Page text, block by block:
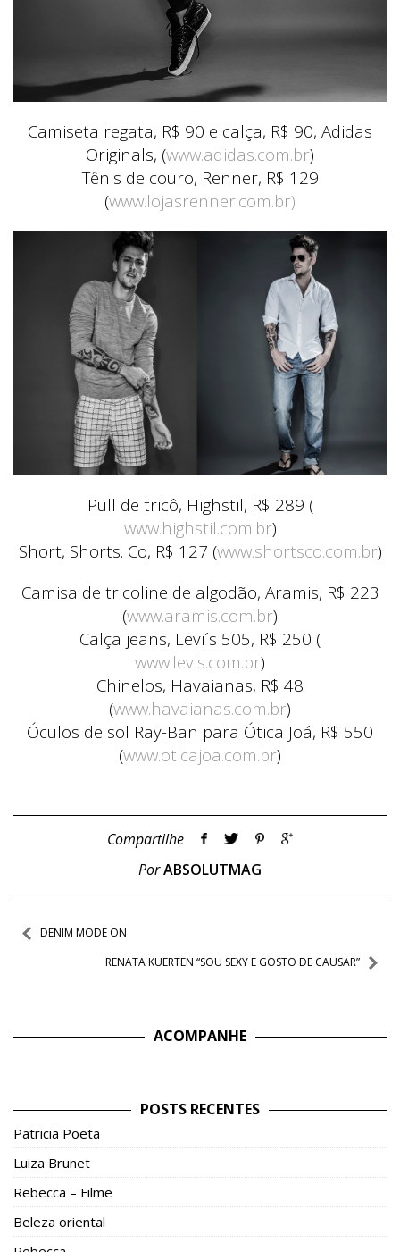
Camiseta regata, R$ 90 e calça, R$ 90, Adidas
Originals, (www.adidas.com.br)
Tênis de couro, Renner, R$ 129
(www.lojasrenner.com.br)
Pull de tricô, Highstil, R$ 289 (
www.highstil.com.br)
Short, Shorts. Co, R$ 127 (www.shortsco.com.br)
Camisa de tricoline de algodão, Aramis, R$ 223
(www.aramis.com.br)
Calça jeans, Levi´s 505, R$ 250 (
www.levis.com.br)
Chinelos, Havaianas, R$ 48
(www.havaianas.com.br)
Óculos de sol Ray-Ban para Ótica Joá, R$ 550
(www.oticajoa.com.br)
Compartilhe
PorABSOLUTMAG
Navegação
DENIM MODE ON
RENATA KUERTEN “SOU SEXY E GOSTO DE CAUSAR”
ACOMPANHE
POSTS RECENTES
Patricia Poeta
Luiza Brunet
Rebecca – Filme
Beleza oriental